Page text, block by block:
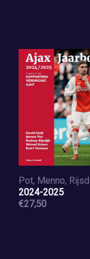
2024-2025
€27,50